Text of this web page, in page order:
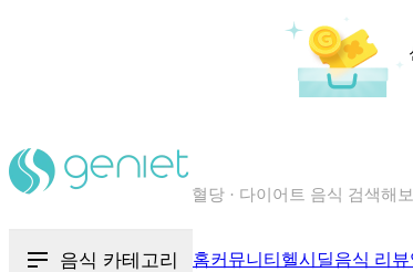
칼로리와 영양성분을 검색해
음식 카테고리 홈커뮤니티 헬시딜음식 리뷰